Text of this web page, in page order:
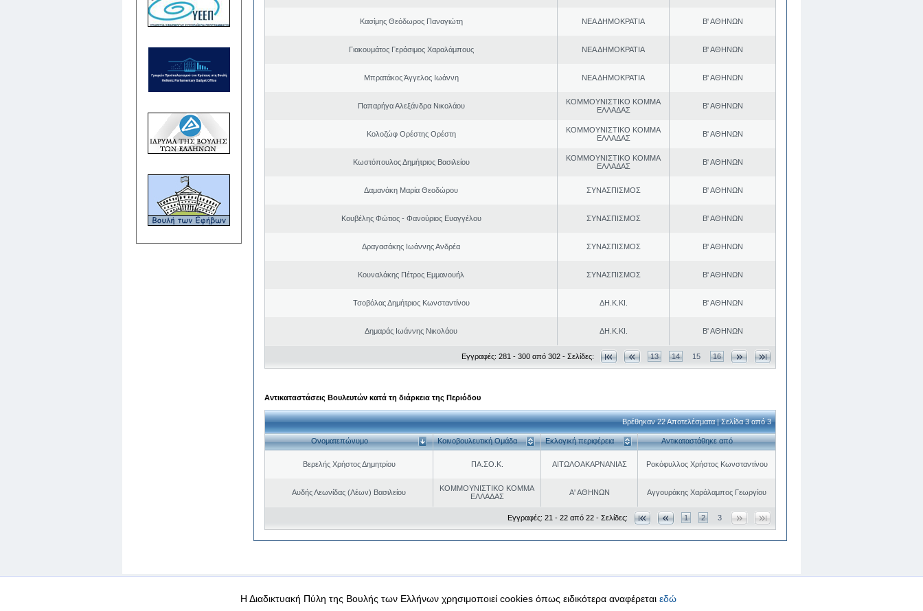
Κασίμης Θεόδωρος Παναγιώτη ΝΕΑ ΔΗΜΟΚΡΑΤΙΑ Β' ΑΘΗΝΩΝ
Γιακουμάτος Γεράσιμος Χαραλάμπους ΝΕΑ ΔΗΜΟΚΡΑΤΙΑ Β' ΑΘΗΝΩΝ
Μπρατάκος Άγγελος Ιωάννη ΝΕΑ ΔΗΜΟΚΡΑΤΙΑ Β' ΑΘΗΝΩΝ
Παπαρήγα Αλεξάνδρα Νικολάου
ΚΟΜΜΟΥΝΙΣΤΙΚΟ ΚΟΜΜΑ
ΕΛΛΑΔΑΣ
Β' ΑΘΗΝΩΝ
Κολοζώφ Ορέστης Ορέστη
ΚΟΜΜΟΥΝΙΣΤΙΚΟ ΚΟΜΜΑ
ΕΛΛΑΔΑΣ
Β' ΑΘΗΝΩΝ
Κωστόπουλος Δημήτριος Βασιλείου
ΚΟΜΜΟΥΝΙΣΤΙΚΟ ΚΟΜΜΑ
ΕΛΛΑΔΑΣ
Β' ΑΘΗΝΩΝ
Δαμανάκη Μαρία Θεοδώρου ΣΥΝΑΣΠΙΣΜΟΣ Β' ΑΘΗΝΩΝ
Κουβέλης Φώτιος - Φανούριος Ευαγγέλου ΣΥΝΑΣΠΙΣΜΟΣ Β' ΑΘΗΝΩΝ
Δραγασάκης Ιωάννης Ανδρέα ΣΥΝΑΣΠΙΣΜΟΣ Β' ΑΘΗΝΩΝ
Κουναλάκης Πέτρος Εμμανουήλ ΣΥΝΑΣΠΙΣΜΟΣ Β' ΑΘΗΝΩΝ
Τσοβόλας Δημήτριος Κωνσταντίνου ΔΗ.Κ.ΚΙ. Β' ΑΘΗΝΩΝ
Δημαράς Ιωάννης Νικολάου ΔΗ.Κ.ΚΙ. Β' ΑΘΗΝΩΝ
Εγγραφές: 281 - 300 από 302 - Σελίδες: 13 14 15 16
Αντικαταστάσεις Βουλευτών κατά τη διάρκεια της Περιόδου
Βρέθηκαν 22 Αποτελέσματα | Σελίδα 3 από 3
Ονοματεπώνυμο Κοινοβουλευτική Ομάδα Εκλογική περιφέρεια Αντικαταστάθηκε από
Βερελής Χρήστος Δημητρίου ΠΑ.ΣΟ.Κ. ΑΙΤΩΛΟΑΚΑΡΝΑΝΙΑΣ Ροκόφυλλος Χρήστος Κωνσταντίνου
Αυδής Λεωνίδας (Λέων) Βασιλείου
ΚΟΜΜΟΥΝΙΣΤΙΚΟ ΚΟΜΜΑ
ΕΛΛΑΔΑΣ
Α' ΑΘΗΝΩΝ Αγγουράκης Χαράλαμπος Γεωργίου
Εγγραφές: 21 - 22 από 22 - Σελίδες: 1 2 3
Όροι χρήσης Προσωπικά δεδομένα Ασφάλεια & Πρόσβαση
Η Διαδικτυακή Πύλη της Βουλής των Ελλήνων χρησιμοποιεί cookies όπως ειδικότερα αναφέρεται εδώ